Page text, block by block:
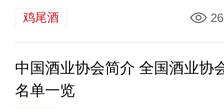
鸡尾酒
中国酒业协会简介 全国酒业协
名单一览